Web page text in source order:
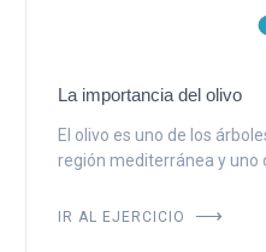
La importancia del olivo
El olivo es uno de los
región mediterránea y uno
IR AL EJERCICIO